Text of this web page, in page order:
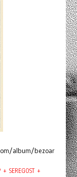
album/bezoar
SEREGOST +